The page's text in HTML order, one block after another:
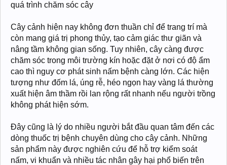
quá trình chăm sóc cây
Cây cảnh hiện nay không đơn thuần chỉ để trang trí mà
còn mang giá trị phong thủy, tạo cảm giác thư giãn và
nâng tầm không gian sống. Tuy nhiên, cây càng được
chăm sóc trong môi trường kín hoặc đặt ở nơi có độ ẩm
cao thì nguy cơ phát sinh nấm bệnh càng lớn. Các hiện
tượng như đốm lá, úng rễ, héo ngọn hay vàng lá thường
xuất hiện âm thầm rồi lan rộng rất nhanh nếu người trồng
không phát hiện sớm.
Đây cũng là lý do nhiều người bắt đầu quan tâm đến các
dòng thuốc trị bệnh chuyên dùng cho cây cảnh. Những
sản phẩm này được nghiên cứu để hỗ trợ kiểm soát
nấm, vi khuẩn và nhiều tác nhân gây hại phổ biến trên